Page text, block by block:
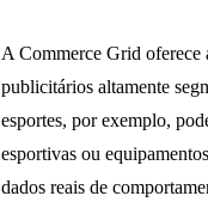
A Commerce Grid oferece
publicitários altamente
esportes, por exemplo,
esportivas ou
dados reais de